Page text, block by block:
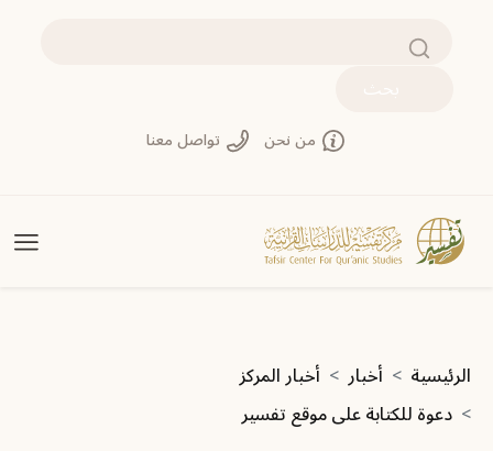
بحث
من نحن تواصل معنا
مسار التنقل
الرئيسية أخبار
أخبار المركز
دعوة للكتابة على موقع تفسير